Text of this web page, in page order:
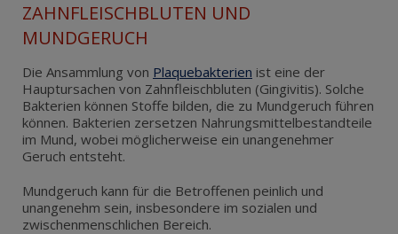
ZAHNFLEISCHBLUTEN UND
MUNDGERUCH
Die Ansammlung von Plaquebakterien ist eine der
Hauptursachen von Zahnfleischbluten (Gingivitis). Solche
Bakterien können Stoffe bilden, die zu Mundgeruch führen
können. Bakterien zersetzen Nahrungsmittelbestandteile
im Mund, wobei möglicherweise ein unangenehmer
Geruch entsteht.
Mundgeruch kann für die Betroffenen peinlich und
unangenehm sein, insbesondere im sozialen und
zwischenmenschlichen Bereich.